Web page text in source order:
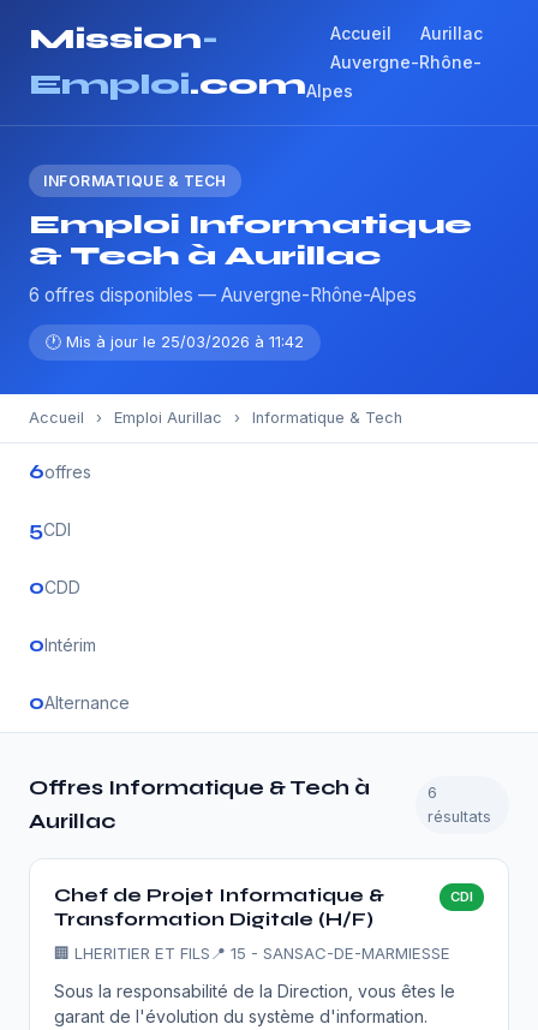
Mission-
Emploi.com
Accueil
Aurillac
Auvergne-Rhône-
Alpes
INFORMATIQUE & TECH
Emploi Informatique
& Tech à Aurillac
6 offres disponibles — Auvergne-Rhône-Alpes
🕐 Mis à jour le 25/03/2026 à 11:42
Accueil › Emploi Aurillac › Informatique & Tech
6offres
5CDI
0CDD
0Intérim
0Alternance
Offres Informatique & Tech à
Aurillac
6
résultats
Chef de Projet Informatique &
Transformation Digitale (H/F)
CDI
🏢 LHERITIER ET FILS 📍 15 - SANSAC-DE-MARMIESSE
Sous la responsabilité de la Direction, vous êtes le
garant de l'évolution du système d'information.